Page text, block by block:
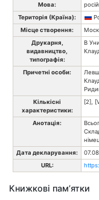
Мова:
Територія (Країна):
Місце створення:
Друкарня,
видавництво,
типографія:
В
Причетні особи:
Кількісні
характеристики:
[2],
Анотація:
Дата декларування:
URL:
Книжкові пам’ятки